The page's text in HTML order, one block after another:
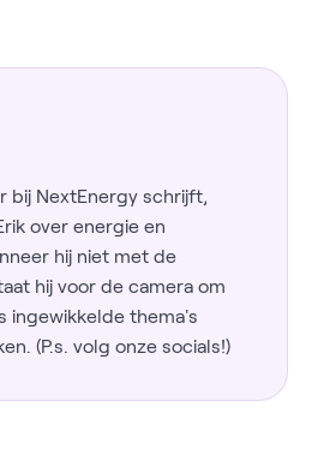
bij NextEnergy schrijft,
over energie en
hij niet met de
hij voor de camera om
ingewikkelde thema's
(P.s. volg onze socials!)